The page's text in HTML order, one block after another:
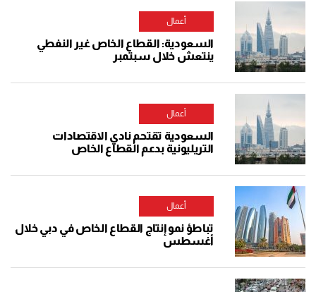
أعمال
السعودية: القطاع الخاص غير النفطي
ينتعش خلال سبتمبر
أعمال
السعودية تقتحم نادي الاقتصادات
التريليونية بدعم القطاع الخاص
أعمال
تباطؤ نمو إنتاج القطاع الخاص في دبي خلال
أغسطس